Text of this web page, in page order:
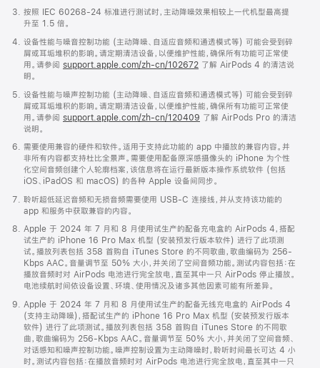
按照 IEC 60268-24 标准进行测试时，主动降噪效果相较上一代机型最高提
升至 1.5 倍。
设备性能与噪音控制功能 (主动降噪、自适应音频和通透模式等) 可能会受到碎
屑或耳垢堆积的影响。请定期清洁设备，以便维护性能，确保所有功能可正常使
用。请参阅 support.apple.com/zh-cn/102672 了解 AirPods 4 的清洁说
明。
设备性能与噪声控制功能 (主动降噪、自适应音频和通透模式等) 可能会受到碎
屑或耳垢堆积的影响。请定期清洁设备，以便维护性能，确保所有功能可正常使
用。请参阅 support.apple.com/zh-cn/120409 了解 AirPods Pro 的清洁
说明。
需要使用兼容的硬件和软件。适用于支持此功能的 app 中播放的兼容内容。并
非所有内容都支持杜比全景声。需要使用配备原深感摄像头的 iPhone 为个性
化空间音频创建个人轮廓档案，该信息将在运行最新版本操作系统软件 (包括
iOS、iPadOS 和 macOS) 的各种 Apple 设备间同步。
聆听超低延迟音频和无损音频需要使用 USB-C 连接线，并从支持该功能的
app 和服务中获取兼容的内容。
Apple 于 2024 年 7 月和 8 月使用试生产的配备充电盒的 AirPods 4，搭配
试生产的 iPhone 16 Pro Max 机型 (安装预发行版本软件) 进行了此项测
试。播放列表包括 358 首购自 iTunes Store 的不同歌曲，歌曲编码为 256-
Kbps AAC。音量调节至 50% 大小，并关闭了空间音频功能。测试内容包括：在
播放音频时对 AirPods 电池进行完全放电，直至其中一只 AirPods 停止播放。
电池续航时间依设备设置、环境、使用情况及诸多其他因素可能有所差异。
Apple 于 2024 年 7 月和 8 月使用试生产的配备无线充电盒的 AirPods 4
(支持主动降噪)，搭配试生产的 iPhone 16 Pro Max 机型 (安装预发行版本
软件) 进行了此项测试。播放列表包括 358 首购自 iTunes Store 的不同歌
曲，歌曲编码为 256-Kbps AAC。音量调节至 50% 大小，并关闭了空间音频、
对话感知和噪声控制功能。噪声控制设置为主动降噪时，聆听时间最长可达 4 小
时。测试内容包括：在播放音频时对 AirPods 电池进行完全放电，直至其中一只